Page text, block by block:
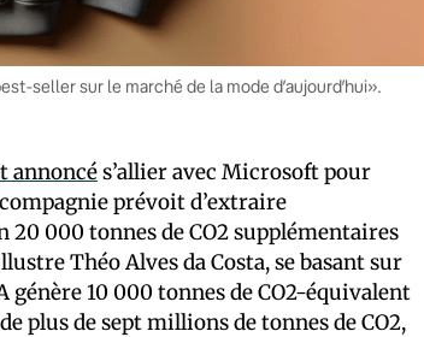
seller sur le marché de la mode d’aujourd’hui».
annoncés’allier avec Microsoft pour
prévoit d’extraire
000 tonnes de CO2 supplémentaires
Théo Alves da Costa, se basant sur
génère 10 000 tonnes de CO2-équivalent
plus de sept millions de tonnes de CO2,